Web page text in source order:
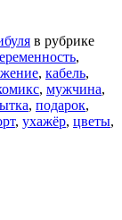
в рубрике
,
, кабель,
, мужчина,
, подарок,
, ухажёр, цветы,